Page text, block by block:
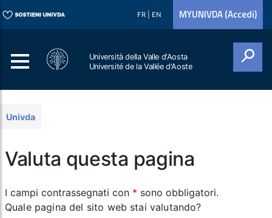
FR EN MYUNIVDA (Accedi)
Università della Valle d'Aosta
Université de la Vallée d'Aoste
Univda
Valuta questa pagina
I campi contrassegnati con * sono obbligatori.
Quale pagina del sito web stai valutando?